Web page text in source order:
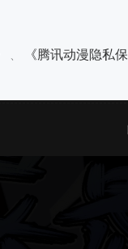
《腾讯动漫隐私保